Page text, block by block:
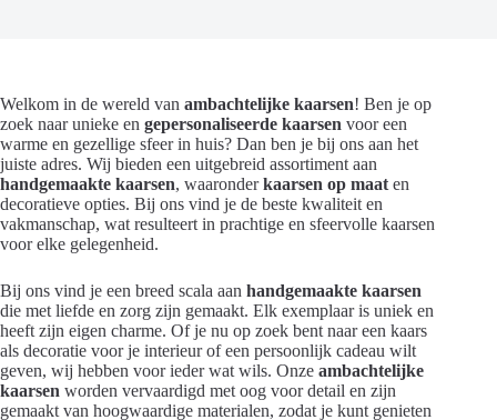
Welkom in de wereld van ambachtelijke kaarsen! Ben je op
zoek naar unieke en gepersonaliseerde kaarsen voor een
warme en gezellige sfeer in huis? Dan ben je bij ons aan het
juiste adres. Wij bieden een uitgebreid assortiment aan
handgemaakte kaarsen, waaronderkaarsen op maat en
decoratieve opties. Bij ons vind je de beste kwaliteit en
vakmanschap, wat resulteert in prachtige en sfeervolle kaarsen
voor elke gelegenheid.
Bij ons vind je een breed scala aan handgemaakte kaarsen
die met liefde en zorg zijn gemaakt. Elk exemplaar is uniek en
heeft zijn eigen charme. Of je nu op zoek bent naar een kaars
als decoratie voor je interieur of een persoonlijk cadeau wilt
geven, wij hebben voor ieder wat wils. Onze ambachtelijke
kaarsen worden vervaardigd met oog voor detail en zijn
gemaakt van hoogwaardige materialen, zodat je kunt genieten